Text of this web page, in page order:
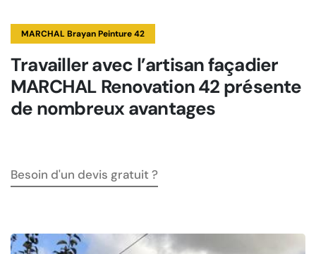
MARCHAL Brayan Peinture 42
Travailler avec l’artisan façadier
MARCHAL Renovation 42 présente
de nombreux avantages
Besoin d'un devis gratuit ?